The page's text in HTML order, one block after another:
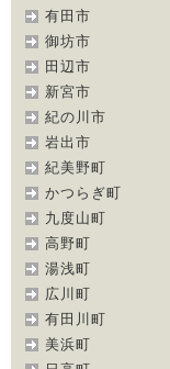
有田市
御坊市
田辺市
新宮市
紀の川市
岩出市
紀美野町
かつらぎ町
九度山町
高野町
湯浅町
広川町
有田川町
美浜町